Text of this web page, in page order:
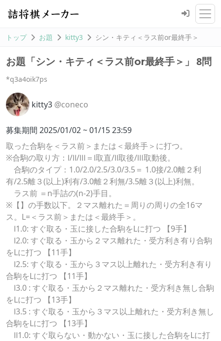
トップ お題 kitty3 シン・キティ＜ラス前or最終手＞
お題「シン・キティ＜ラス前or最終手＞」 8問
*q3a4oik7ps
kitty3 @coneco
募集期間 2025/01/02 ~ 01/15 23:59
取った合駒を＜ラス前＞または＜最終手＞に打つ。
※合駒の取り方：Ⅰ/Ⅱ/Ⅲ＝Ⅰ取直/Ⅱ取後/Ⅲ取動後。
合駒のタイプ：1.0/2.0/2.5/3.0/3.5＝ 1.0接/2.0離２利
有/2.5離３(以上)利有/3.0離２利無/3.5離３(以上)利無。
ラス前 ＝n手詰の(n-2)手目。
※【】の手数以下。２マス離れた＝周りの周りの全16マ
ス。L=＜ラス前＞または＜最終手＞。
Ⅰ1.0: すぐ取る・玉に接した合駒をLに打つ 【9手】
Ⅰ2.0: すぐ取る・玉から２マス離れた・受方利き有り合駒
をLに打つ 【11手】
Ⅰ2.5: すぐ取る・玉から３マス以上離れた・受方利き有り
合駒をLに打つ 【11手】
Ⅰ3.0 : すぐ取る・玉から２マス離れた・受方利き無し合駒
をLに打つ 【13手】
Ⅰ3.5 : すぐ取る・玉から３マス以上離れた・受方利き無し
合駒をLに打つ 【13手】
Ⅱ1.0: すぐ取らない・動かない・玉に接した合駒をLに打